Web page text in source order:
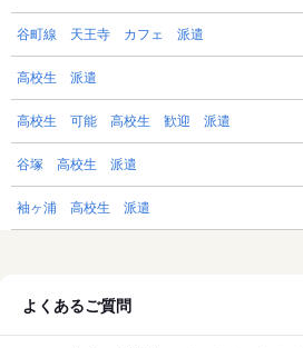
谷町線 天王寺 カフェ 派遣
高校生 派遣
高校生 可能 高校生 歓迎 派遣
谷塚 高校生 派遣
袖ヶ浦 高校生 派遣
よくあるご質問